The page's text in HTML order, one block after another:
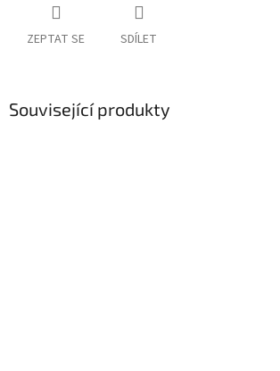
ZEPTAT SE SDÍLET
Související produkty